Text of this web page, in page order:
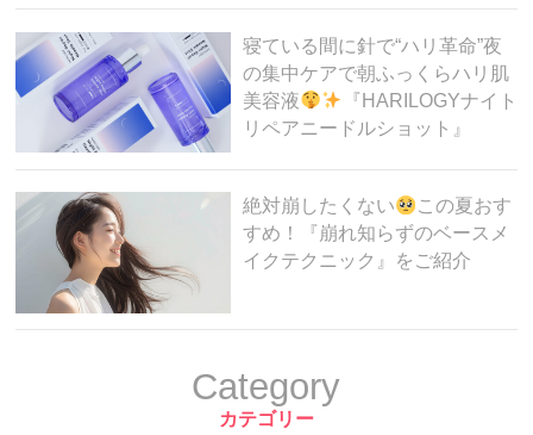
寝ている間に針で“ハリ革命”夜
の集中ケアで朝ふっくらハリ肌
美容液
『HARILOGYナイト
リペアニードルショット』
絶対崩したくない
この夏おす
すめ！『崩れ知らずのベースメ
イクテクニック』をご紹介
Category
カテゴリー